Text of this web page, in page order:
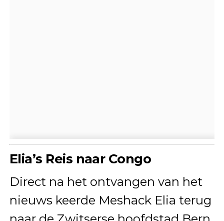
Elia’s Reis naar Congo
Direct na het ontvangen van het
nieuws keerde Meshack Elia terug